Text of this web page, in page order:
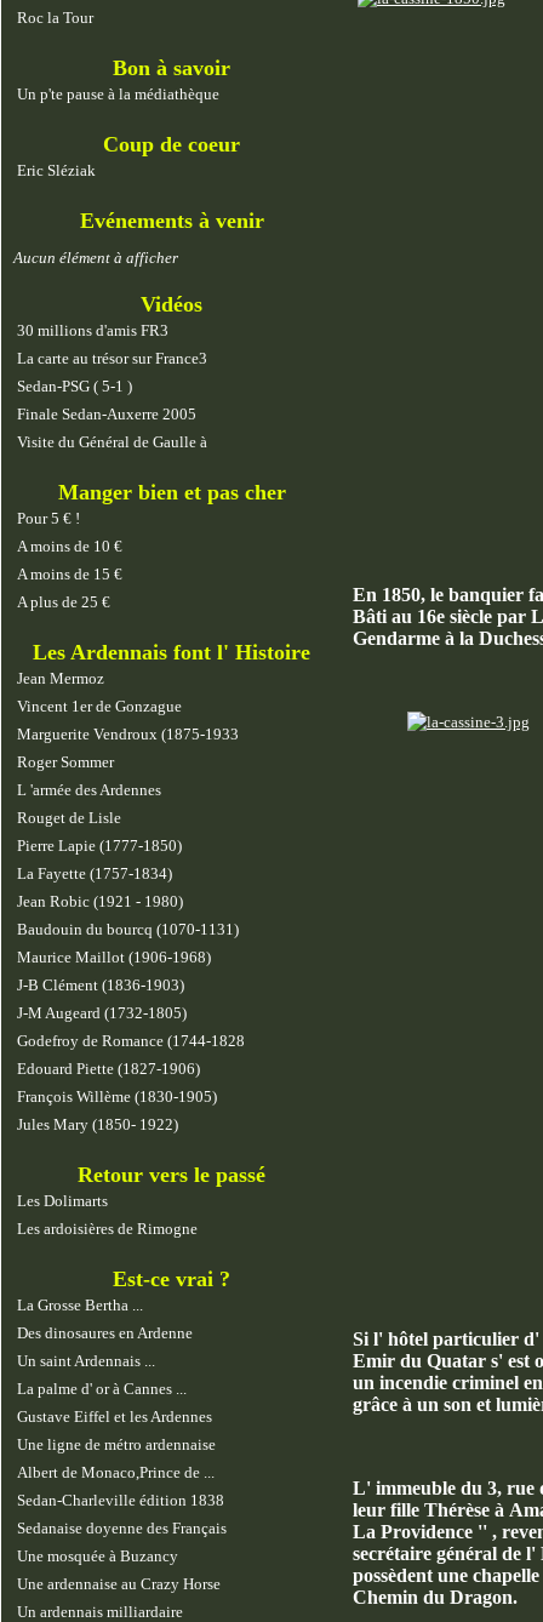
Roc la Tour
Bon à savoir
Un p'te pause à la médiathèque
Coup de coeur
Eric Sléziak
Evénements à venir
Aucun élément à afficher
Vidéos
30 millions d'amis FR3
La carte au trésor sur France3
Sedan-PSG ( 5-1 )
Finale Sedan-Auxerre 2005
Visite du Général de Gaulle à
Manger bien et pas cher
Pour 5 € !
A moins de 10 €
A moins de 15 €
A plus de 25 €
Les Ardennais font l' Histoire
Jean Mermoz
Vincent 1er de Gonzague
Marguerite Vendroux (1875-1933
Roger Sommer
L 'armée des Ardennes
Rouget de Lisle
Pierre Lapie (1777-1850)
La Fayette (1757-1834)
Jean Robic (1921 - 1980)
Baudouin du bourcq (1070-1131)
Maurice Maillot (1906-1968)
J-B Clément (1836-1903)
J-M Augeard (1732-1805)
Godefroy de Romance (1744-1828
Edouard Piette (1827-1906)
François Willème (1830-1905)
Jules Mary (1850- 1922)
Retour vers le passé
Les Dolimarts
Les ardoisières de Rimogne
Est-ce vrai ?
La Grosse Bertha ...
Des dinosaures en Ardenne
Un saint Ardennais ...
La palme d' or à Cannes ...
Gustave Eiffel et les Ardennes
Une ligne de métro ardennaise
Albert de Monaco,Prince de ...
Sedan-Charleville édition 1838
Sedanaise doyenne des Français
Une mosquée à Buzancy
Une ardennaise au Crazy Horse
Un ardennais milliardaire
En 1850, le banquier
Bâti au 16e siècle par
Gendarme à la
Si l' hôtel particulier d'
Emir du Quatar s' est
un incendie criminel
grâce à un son et
L' immeuble du 3, rue
leur fille Thérèse à
La Providence '' ,
secrétaire général de l'
possèdent une
Chemin du Dragon.